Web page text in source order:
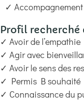
✓
Profil recherché
✓ Avoir de l’empathie
✓ Agir avec
✓ Avoir le sens des
✓ Permis B souhaité
✓ Connaissance du